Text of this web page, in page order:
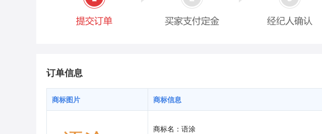
订单信息
商标图片 商标信息
商标名：语涂